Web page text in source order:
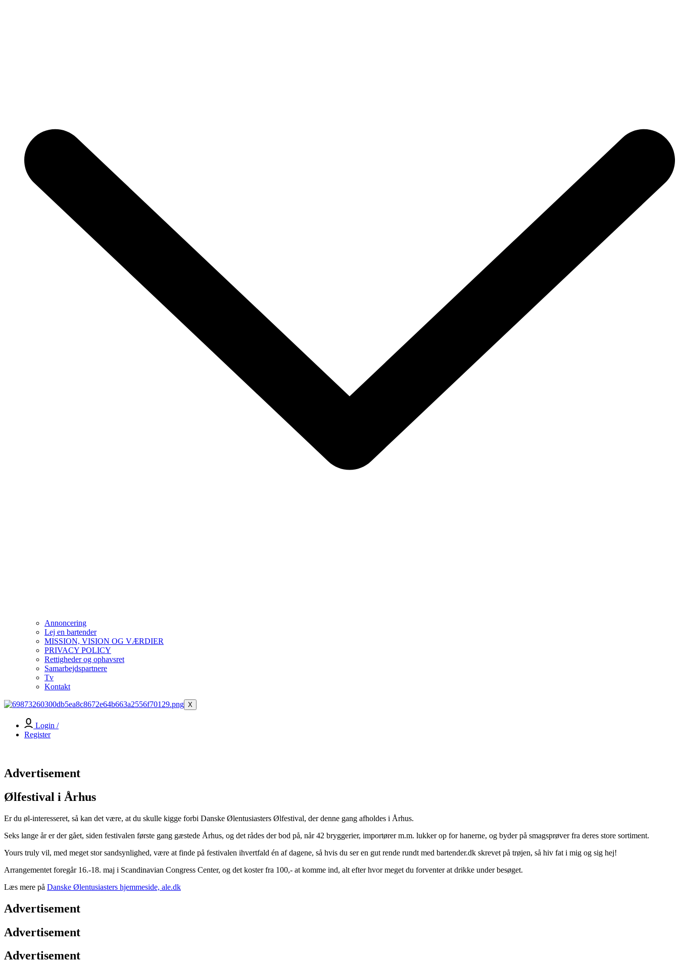
Annoncering
Lej en bartender
MISSION, VISION OG VÆRDIER
PRIVACY POLICY
Rettigheder og ophavsret
Samarbejdspartnere
Tv
Kontakt
X
Login /
Register
Advertisement
Ølfestival i Århus
Er du øl-interesseret, så kan det være, at du skulle kigge forbi Danske Ølentusiasters Ølfestival, der denne gang afholdes i Århus.
Seks lange år er der gået, siden festivalen første gang gæstede Århus, og det rådes der bod på, når 42 bryggerier, importører m.m. lukker op for hanerne, og byder på smagsprøver fra deres store sortiment.
Yours truly vil, med meget stor sandsynlighed, være at finde på festivalen ihvertfald én af dagene, så hvis du ser en gut rende rundt med bartender.dk skrevet på trøjen, så hiv fat i mig og sig hej!
Arrangementet foregår 16.-18. maj i Scandinavian Congress Center, og det koster fra 100,- at komme ind, alt efter hvor meget du forventer at drikke under besøget.
Læs mere på Danske Ølentusiasters hjemmeside, ale.dk
Advertisement
Advertisement
Advertisement